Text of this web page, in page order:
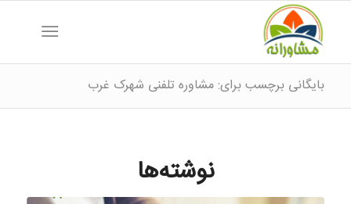
بایگانی برچسب برای: مشاوره تلفنی شهرک غرب
نوشته‌ها